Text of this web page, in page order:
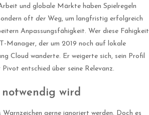
und globale Märkte haben Spielregeln
oft der Weg, um langfristig erfolgreich
Anpassungsfähigkeit. Wer diese Fähigkeit
Manager, der um 2019 noch auf lokale
Cloud wanderte. Er weigerte sich, sein Profil
entschied über seine Relevanz.
wird
gerne ignoriert werden. Doch es